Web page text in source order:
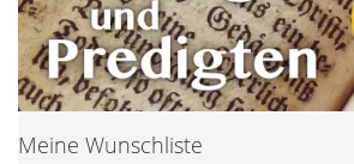
Meine Wunschliste